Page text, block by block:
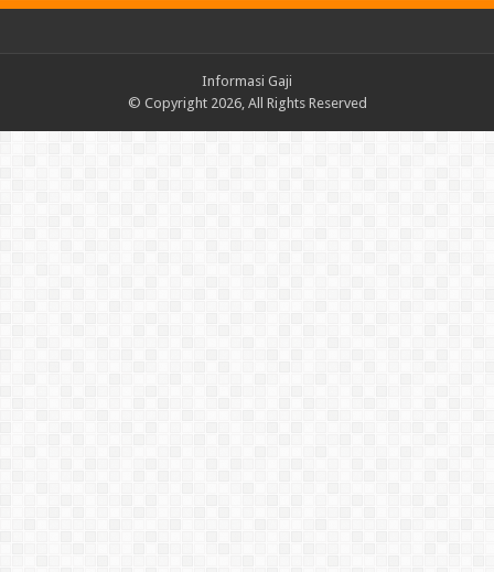
Informasi Gaji
© Copyright 2026, All Rights Reserved